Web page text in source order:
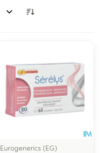
Eurogenerics (EG)